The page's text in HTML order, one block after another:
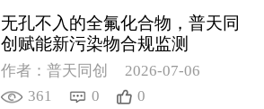
无孔不入的全氟化合物，普天同
创赋能新污染物合规监测
作者：普天同创
2026-07-06
361
0 0